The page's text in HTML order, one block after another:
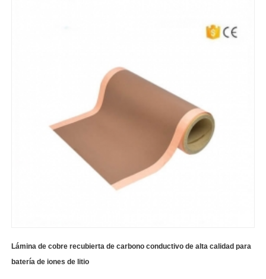
Lámina de cobre recubierta de carbono conductivo de alta calidad para
batería de iones de litio